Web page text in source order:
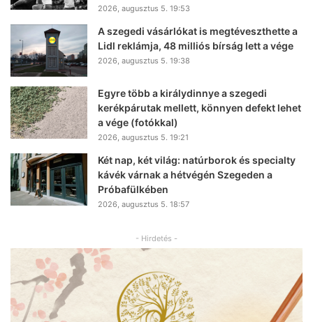
2026, augusztus 5. 19:53
A szegedi vásárlókat is megtéveszthette a
Lidl reklámja, 48 milliós bírság lett a vége
2026, augusztus 5. 19:38
Egyre több a királydinnye a szegedi
kerékpárutak mellett, könnyen defekt lehet
a vége (fotókkal)
2026, augusztus 5. 19:21
Két nap, két világ: natúrborok és specialty
kávék várnak a hétvégén Szegeden a
Próbafülkében
2026, augusztus 5. 18:57
- Hirdetés -